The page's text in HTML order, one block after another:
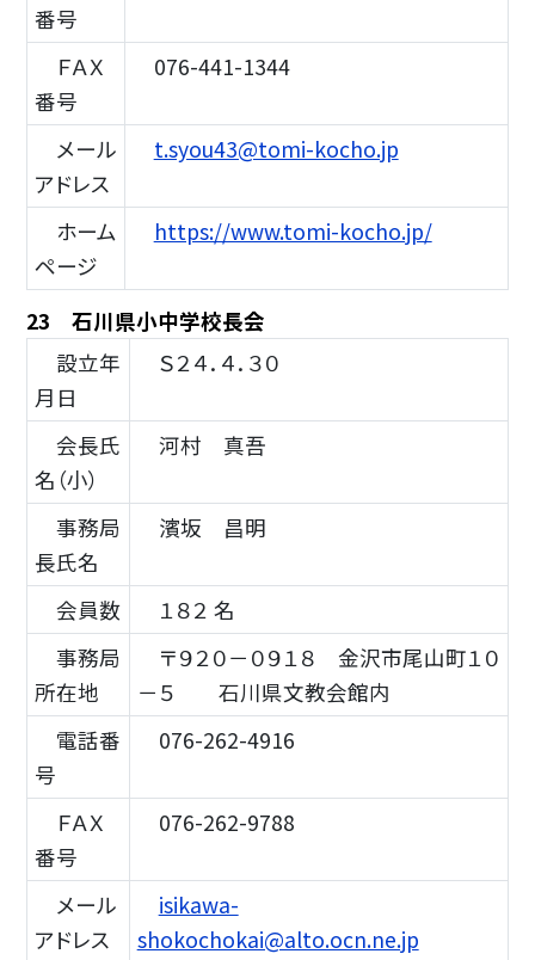
番号
ＦＡＸ
番号
076-441-1344
メール
アドレス
t.syou43@tomi-kocho.jp
ホーム
ページ
https://www.tomi-kocho.jp/
23 石川県小中学校長会
設立年
月日
Ｓ２４．４．３０
会長氏
名（小）
河村 真吾
事務局
長氏名
濱坂 昌明
会員数
１８２ 名
事務局
所在地
〒９２０－０９１８ 金沢市尾山町１０
－５ 石川県文教会館内
電話番
号
076-262-4916
ＦＡＸ
番号
076-262-9788
メール
アドレス
isikawa-
shokochokai@alto.ocn.ne.jp